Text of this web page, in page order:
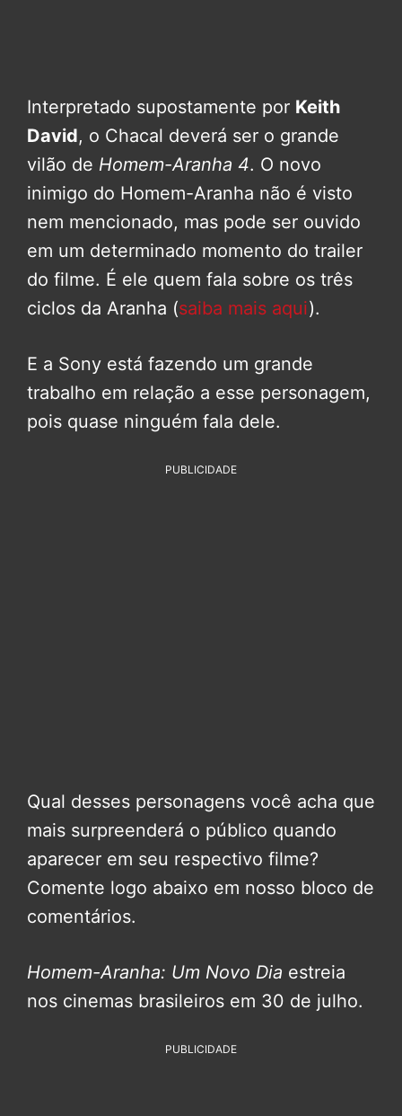
Interpretado supostamente por Keith
David, o Chacal deverá ser o grande
vilão de Homem-Aranha 4. O novo
inimigo do Homem-Aranha não é visto
nem mencionado, mas pode ser ouvido
em um determinado momento do trailer
do filme. É ele quem fala sobre os três
ciclos da Aranha (saiba mais aqui).
E a Sony está fazendo um grande
trabalho em relação a esse personagem,
pois quase ninguém fala dele.
PUBLICIDADE
Qual desses personagens você acha que
mais surpreenderá o público quando
aparecer em seu respectivo filme?
Comente logo abaixo em nosso bloco de
comentários.
Homem-Aranha: Um Novo Dia estreia
nos cinemas brasileiros em 30 de julho.
PUBLICIDADE